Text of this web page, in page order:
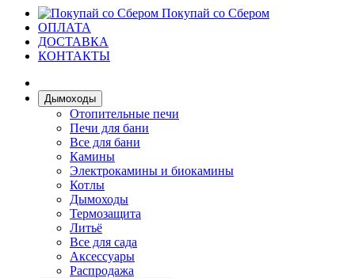
Покупай со Сбером
ОПЛАТА
ДОСТАВКА
КОНТАКТЫ
Дымоходы
Отопительные печи
Печи для бани
Все для бани
Камины
Электрокамины и биокамины
Котлы
Дымоходы
Термозащита
Литьё
Все для сада
Аксессуары
Распродажа